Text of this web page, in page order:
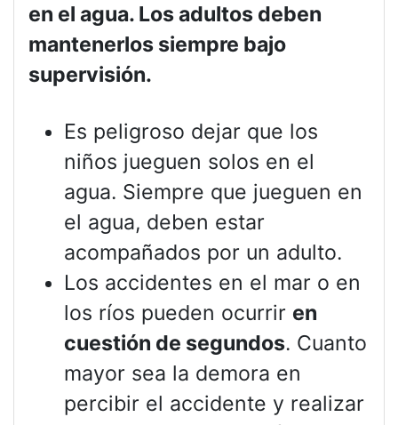
en el agua. Los adultos deben
mantenerlos siempre bajo
supervisión.
Es peligroso dejar que los
niños jueguen solos en el
agua. Siempre que jueguen en
el agua, deben estar
acompañados por un adulto.
Los accidentes en el mar o en
los ríos pueden ocurrir en
cuestión de segundos. Cuanto
mayor sea la demora en
percibir el accidente y realizar